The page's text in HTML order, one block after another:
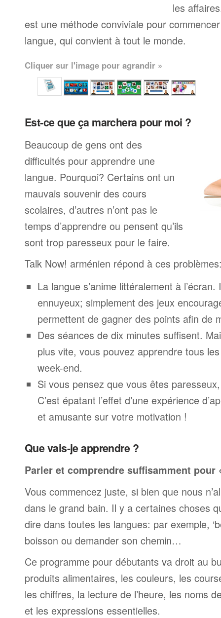
les
est une méthode conviviale pour
langue, qui convient à tout le monde.
Cliquer sur l'image pour agrandir »
Est-ce que ça marchera pour moi ?
Beaucoup de gens ont des
difficultés pour apprendre une
langue. Pourquoi? Certains ont un
mauvais souvenir des cours
scolaires, d’autres n’ont pas le
temps d’apprendre ou pensent qu’ils
sont trop paresseux pour le faire.
Talk Now! arménien répond à ces
La langue s’anime littéralement à l’écran.
ennuyeux; simplement des jeux
permettent de gagner des points afin de
Des séances de dix minutes suffisent.
plus vite, vous pouvez apprendre tous
week-end.
Si vous pensez que vous êtes
C’est épatant l’effet d’une expérience
et amusante sur votre motivation !
Que vais-je apprendre ?
Parler et comprendre suffisamment pour
Vous commencez juste, si bien que nous
dans le grand bain. Il y a certaines choses
dire dans toutes les langues: par exemple,
boisson ou demander son chemin…
Ce programme pour débutants va droit au
produits alimentaires, les couleurs, les
les chiffres, la lecture de l’heure, les noms
et les expressions essentielles.